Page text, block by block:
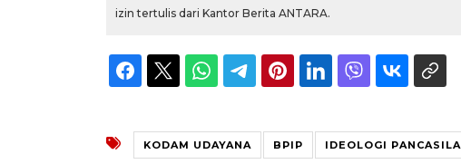
izin tertulis dari Kantor Berita ANTARA.
KODAM UDAYANA BPIP IDEOLOGI PANCASILA